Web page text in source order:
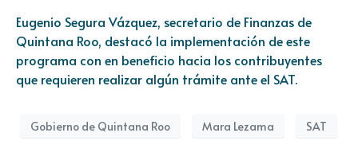
Eugenio Segura Vázquez, secretario de Finanzas de
Quintana Roo, destacó la implementación de este
programa con en beneficio hacia los contribuyentes
que requieren realizar algún trámite ante el SAT.
Gobierno de Quintana Roo Mara Lezama SAT